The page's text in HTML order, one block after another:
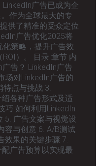
广告已成为企
作为全球最大的专
供了精准的受众定位
广告优化2025将
策略，提升广告效
）。 目录 章节 内
告？ LinkedIn广告
场对LinkedIn广告的
特点与挑战 3.
各种广告形式及适
巧 如何利用LinkedIn
5. 广告文案与视觉设
容与创意 6. A/B测试
效果的关键步骤 7.
广告预算以实现最